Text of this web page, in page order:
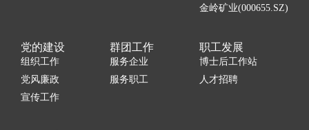
金岭矿业(000655.SZ)
党的建设
组织工作
党风廉政
宣传工作
群团工作
服务企业
服务职工
职工发展
博士后工作站
人才招聘